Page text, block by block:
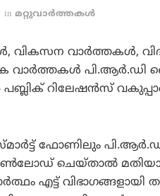
in മറ്റുവാര്‍ത്തകള്‍
വികസന വാര്‍ത്തകള്‍,
വാര്‍ത്തകള്‍
റിലേഷന്‍സ്
ഫോണിലും
ചെയ്താല്‍
എട്ട് വിഭാഗങ്ങളായി തരം